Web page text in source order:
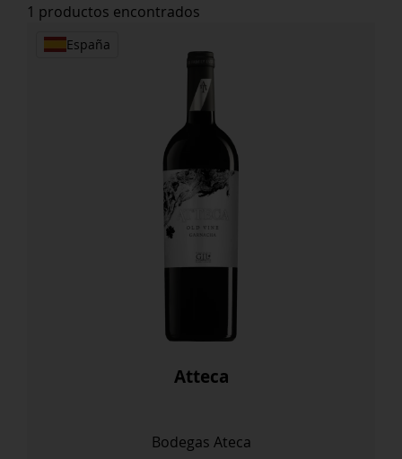
1 productos encontrados
España
Atteca
Bodegas Ateca